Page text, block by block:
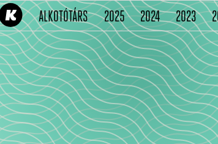
ALKOTÓTÁRS(CURRENT)
2025(CURRENT)
2024(CURRENT)
2023